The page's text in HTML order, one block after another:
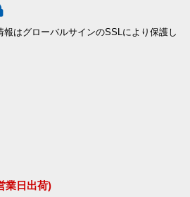
はグローバルサインのSSLにより保護し
業日出荷)